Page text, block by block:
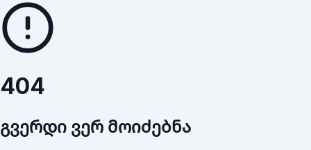
404
გვერდი ვერ მოიძებნა